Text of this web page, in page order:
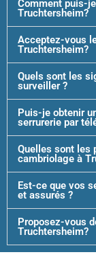
Comment puis-
Truchtersheim?
Acceptez-vous
Truchtersheim?
Quels sont les
surveiller ?
Puis-je obtenir
serrurerie par
Quelles sont les
cambriolage à
Est-ce que vos
et assurés ?
Proposez-vous
Truchtersheim?